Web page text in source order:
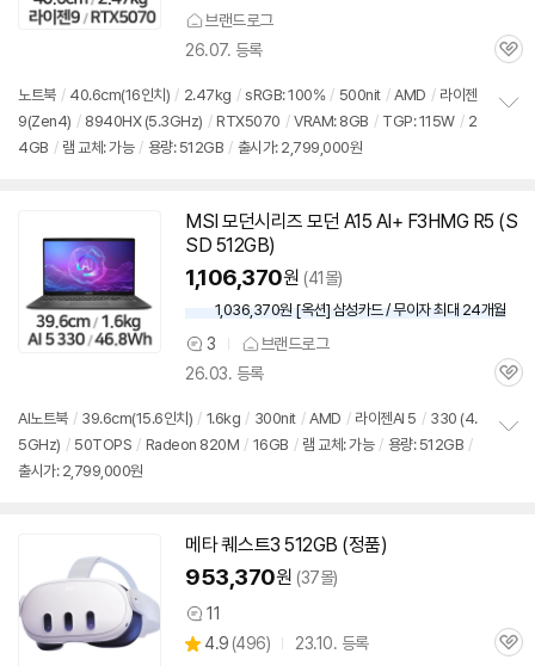
우
할
인
브랜드로그
26.07. 등록
관
노트북 / 40.6cm(16인치) / 2.47kg / sRGB: 100% / 500nit / AMD / 라이젠
9(Zen4) / 8940HX (5.3GHz) / RTX5070 / VRAM: 8GB / TGP: 115W / 2
4GB / 램 교체: 가능 / 용량: 512GB / 출시가: 2,799,000원
기
MSI 모던시리즈 모던 A15 AI+ F3HMG R5 (S
SD 512GB)
1,106,370원 (41몰)
1,036,370원 [옥션] 삼성카드 / 무이자 최대 24개월
상
품
견
3
브랜드로그
26.03. 등록
관
AI노트북 / 39.6cm(15.6인치) / 1.6kg / 300nit / AMD / 라이젠AI 5 / 330 (4.
5GHz) / 50TOPS / Radeon 820M / 16GB / 램 교체: 가능 / 용량: 512GB /
출시가: 2,799,000원
메타 퀘스트3 512GB (정품)
953,370원 (37몰)
상
품
11
별
4.9 (상
496) 23.10. 등록
관